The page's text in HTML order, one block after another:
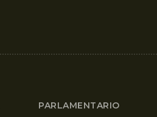
PARLAMENTARIO